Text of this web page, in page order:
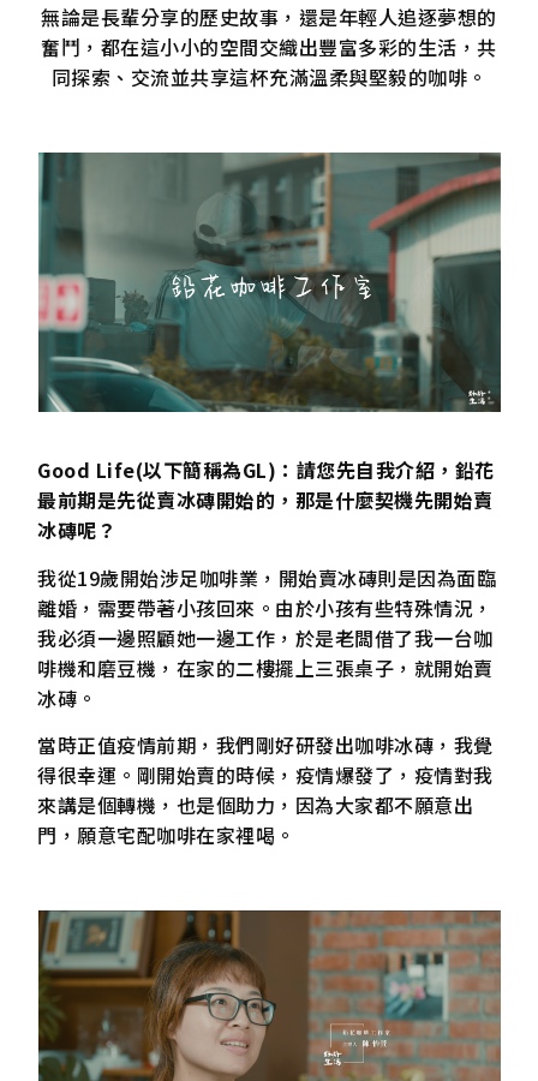
無論是長輩分享的歷史故事，還是年輕人追逐夢想的
奮鬥，都在這小小的空間交織出豐富多彩的生活，共
同探索、交流並共享這杯充滿溫柔與堅毅的咖啡。
Good Life(以下簡稱為GL)：請您先自我介紹，鉛花
最前期是先從賣冰磚開始的，那是什麼契機先開始賣
冰磚呢？
我從19歲開始涉足咖啡業，開始賣冰磚則是因為面臨
離婚，需要帶著小孩回來。由於小孩有些特殊情況，
我必須一邊照顧她一邊工作，於是老闆借了我一台咖
啡機和磨豆機，在家的二樓擺上三張桌子，就開始賣
冰磚。
當時正值疫情前期，我們剛好研發出咖啡冰磚，我覺
得很幸運。剛開始賣的時候，疫情爆發了，疫情對我
來講是個轉機，也是個助力，因為大家都不願意出
門，願意宅配咖啡在家裡喝。